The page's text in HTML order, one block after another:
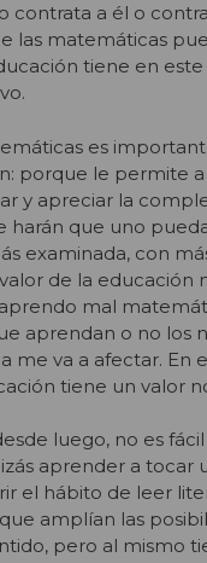
contrata a él o
las matemáticas
tiene en
es
porque le permite
y apreciar la
harán que uno
examinada, con
de la educación
mal
aprendan o no los
me va a afectar. En
tiene un valor
luego, no es
aprender a tocar
el hábito de leer
amplían las
pero al mismo